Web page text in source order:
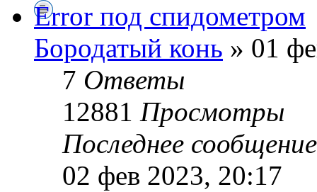
Error под спидометром
Бородатый конь » 01
7 Ответы
12881 Просмотры
Последнее
02 фев 2023, 20:17